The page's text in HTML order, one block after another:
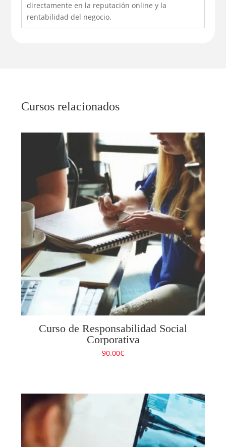
directamente en la reputación online y la
rentabilidad del negocio.
Cursos relacionados
Curso de Responsabilidad Social
Corporativa
90.00€